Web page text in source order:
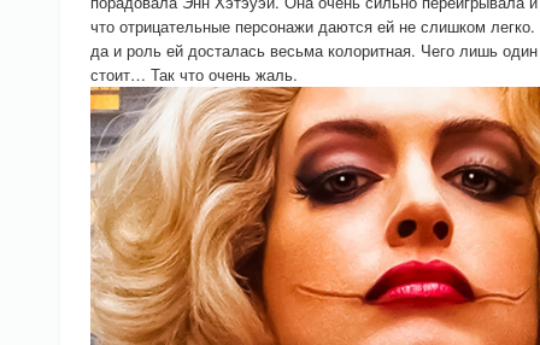
что отрицательные персонажи даются ей не слишком
да и роль ей досталась весьма колоритная. Чего лишь
стоит… Так что очень жаль.